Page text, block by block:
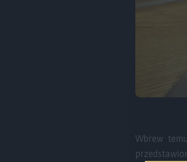
Wbrew